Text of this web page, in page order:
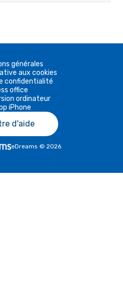
générales
aux cookies
confidentialité
office
ordinateur
iPhone
d'aide
eDreams © 2026